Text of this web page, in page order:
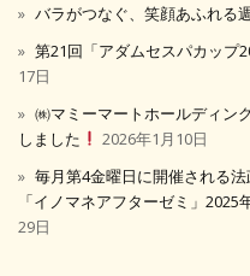
バラがつなぐ、笑顔あふれる
第21回「アダムセスパカップ
17日
㈱マミーマートホールディン
しました
2026年1月10日
毎月第4金曜日に開催される
「イノマネアフターゼミ」2025
29日